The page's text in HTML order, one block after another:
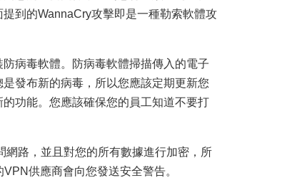
到的WannaCry攻擊即是一種勒索軟體攻
病毒軟體。防病毒軟體掃描傳入的電子
發布新的病毒，所以您應該定期更新您
功能。您應該確保您的員工知道不要打
網路，並且對您的所有數據進行加密，所
供應商會向您發送安全警告。